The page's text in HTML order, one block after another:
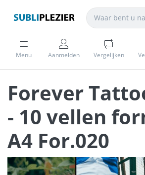
Menu Aanmelden Vergelijken
Forever
- 10 vellen
A4 For.020